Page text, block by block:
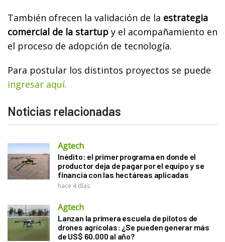
También ofrecen la validación de la estrategia
comercial de la startup y el acompañamiento en
el proceso de adopción de tecnología.
Para postular los distintos proyectos se puede
ingresar aquí.
Noticias relacionadas
Agtech
Inédito: el primer programa en donde el
productor deja de pagar por el equipo y se
financia con las hectáreas aplicadas
hace 4 días
Agtech
Lanzan la primera escuela de pilotos de
drones agrícolas: ¿Se pueden generar más
de US$ 60.000 al año?